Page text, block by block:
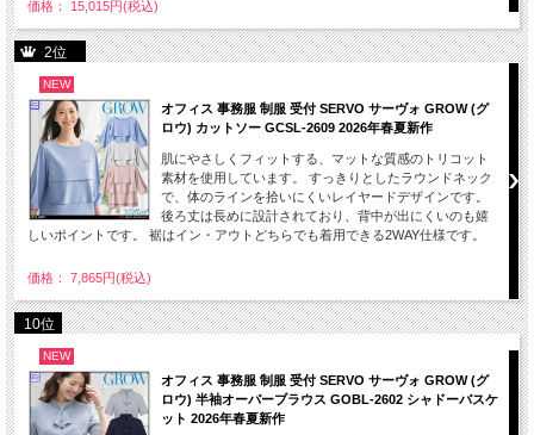
価格： 15,015円(税込)
2位
NEW
オフィス 事務服 制服 受付 SERVO サーヴォ GROW (グ
ロウ) カットソー GCSL-2609 2026年春夏新作
肌にやさしくフィットする、マットな質感のトリコット
素材を使用しています。 すっきりとしたラウンドネック
で、体のラインを拾いにくいレイヤードデザインです。
後ろ丈は長めに設計されており、背中が出にくいのも嬉
しいポイントです。 裾はイン・アウトどちらでも着用できる2WAY仕様です。
価格： 7,865円(税込)
10位
NEW
オフィス 事務服 制服 受付 SERVO サーヴォ GROW (グ
ロウ) 半袖オーバーブラウス GOBL-2602 シャドーバスケ
ット 2026年春夏新作